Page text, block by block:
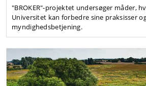
"BROKER"-projektet undersøger måder,
Universitet kan forbedre sine praksisser
myndighedsbetjening.